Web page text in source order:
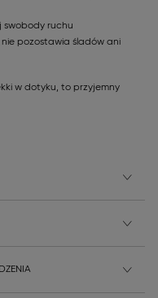
swobody ruchu
nie pozostawia śladów ani
w dotyku, to przyjemny